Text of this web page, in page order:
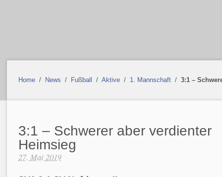
Home / News / Fußball / Aktive / 1. Mannschaft / 3:1 –
3:1 – Schwerer aber verdienter
Heimsieg
27. Mai 2019